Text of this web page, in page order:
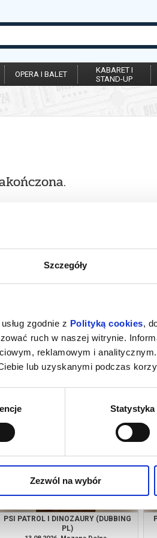
Szczegóły
zgodnie z Polityką cookies,
ruch w naszej witrynie.
reklamowym i
lub uzyskanymi podczas
Statystyka
Zezwól na wybór
OPERA I BALET
KABARET I
STAND-UP
PSI PATROL I DINOZAURY (DUBBING
kup bilet
PSI PATROL I DINOZAURY (DUBBING
PL)